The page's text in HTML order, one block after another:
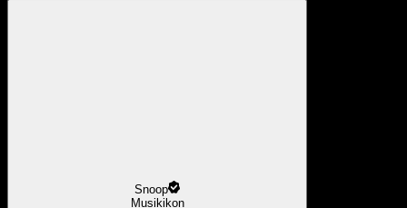
Snoop
Musikikon